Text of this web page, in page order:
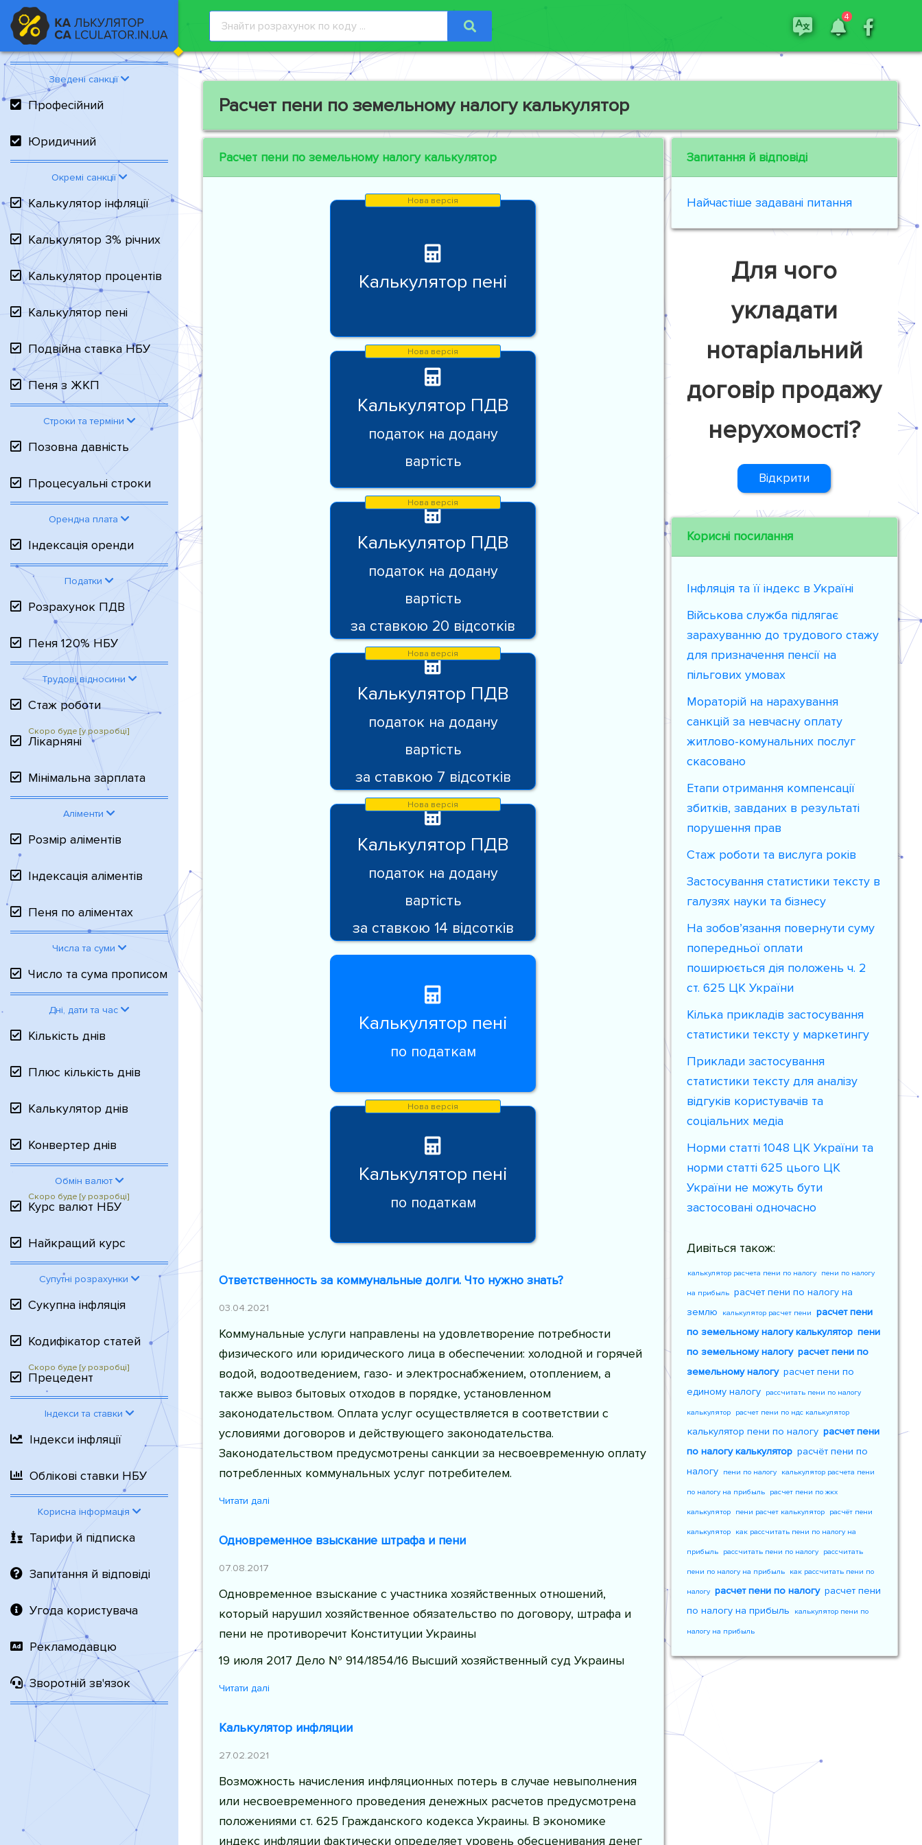
Зведені санкції
Професійний
Юридичний
Окремі санкції
Калькулятор інфляції
Калькулятор 3% річних
Калькулятор процентів
Калькулятор пені
Подвійна ставка НБУ
Пеня з ЖКП
Строки та терміни
Позовна давність
Процесуальні строки
Орендна плата
Індексація оренди
Податки
Розрахунок ПДВ
Пеня 120% НБУ
Трудові відносини
Стаж роботи
Лікарняні
Мінімальна зарплата
Аліменти
Розмір аліментів
Індексація аліментів
Пеня по аліментах
Числа та суми
Число та сума прописом
Дні, дати та час
Кількість днів
Плюс кількість днів
Калькулятор днів
Конвертер днів
Обмін валют
Курс валют НБУ
Найкращий курс
Супутні розрахунки
Сукупна інфляція
Кодифікатор статей
Прецедент
Індекси та ставки
Індекси інфляції
Облікові ставки НБУ
Корисна інформація
Тарифи й підписка
Запитання й відповіді
Угода користувача
Рекламодавцю
Зворотній зв'язок
4
Расчет пени по земельному налогу калькулятор
Расчет пени по земельному налогу калькулятор
Калькулятор пені
Калькулятор ПДВ
податок на додану
вартість
Калькулятор ПДВ
податок на додану
вартість
за ставкою 20 відсотків
Калькулятор ПДВ
податок на додану
вартість
за ставкою 7 відсотків
Калькулятор ПДВ
податок на додану
вартість
за ставкою 14 відсотків
Калькулятор пені
по податкам
Калькулятор пені
по податкам
Ответственность за коммунальные долги. Что нужно знать?
03.04.2021
Коммунальные услуги направлены на удовлетворение потребности
физического или юридического лица в обеспечении: холодной и горячей
водой, водоотведением, газо- и электроснабжением, отоплением, а
также вывоз бытовых отходов в порядке, установленном
законодательством. Оплата услуг осуществляется в соответствии с
условиями договоров и действующего законодательства.
Законодательством предусмотрены санкции за несвоевременную оплату
потребленных коммунальных услуг потребителем.
Читати далі
Одновременное взыскание штрафа и пени
07.08.2017
Одновременное взыскание с участника хозяйственных отношений,
который нарушил хозяйственное обязательство по договору, штрафа и
пени не противоречит Конституции Украины
19 июля 2017 Дело № 914/1854/16 Высший хозяйственный суд Украины
Читати далі
Калькулятор инфляции
27.02.2021
Возможность начисления инфляционных потерь в случае невыполнения
или несвоевременного проведения денежных расчетов предусмотрена
положениями ст. 625 Гражданского кодекса Украины. В экономике
индекс инфляции фактически определяет уровень обесценивания денег
Запитання й відповіді
Найчастіше задавані питання
Для чого
укладати
нотаріальний
договір продажу
нерухомості?
Відкрити
Корисні посилання
Інфляція та її індекс в Україні
Військова служба підлягає
зарахуванню до трудового стажу
для призначення пенсії на
пільгових умовах
Мораторій на нарахування
санкцій за невчасну оплату
житлово-комунальних послуг
скасовано
Етапи отримання компенсації
збитків, завданих в результаті
порушення прав
Стаж роботи та вислуга років
Застосування статистики тексту в
галузях науки та бізнесу
На зобов’язання повернути суму
попередньої оплати
поширюється дія положень ч. 2
ст. 625 ЦК України
Кілька прикладів застосування
статистики тексту у маркетингу
Приклади застосування
статистики тексту для аналізу
відгуків користувачів та
соціальних медіа
Норми статті 1048 ЦК України та
норми статті 625 цього ЦК
України не можуть бути
застосовані одночасно
Дивіться також:
калькулятор расчета пени по налогу пени по налогу
на прибыль расчет пени по налогу на
землю
калькулятор расчет пени
расчет пени
по земельному налогу калькулятор пени
по земельному налогу расчет пени по
земельному налогу расчет пени по
единому налогу
рассчитать пени по налогу
калькулятор расчет пени по ндс калькулятор
калькулятор пени по налогу расчет пени
по налогу калькулятор расчёт пени по
налогу
пени по налогу калькулятор расчета пени
по налогу на прибыль расчет пени по жкх
калькулятор пени расчет калькулятор расчёт пени
калькулятор как рассчитать пени по налогу на
прибыль рассчитать пени по налогу рассчитать
пени по налогу на прибыль как рассчитать пени по
налогу расчет пени по налогу расчет пени
по налогу на прибыль
калькулятор пени по
налогу на прибыль